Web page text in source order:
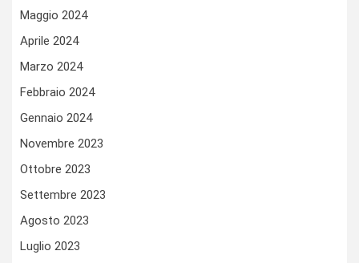
Maggio 2024
Aprile 2024
Marzo 2024
Febbraio 2024
Gennaio 2024
Novembre 2023
Ottobre 2023
Settembre 2023
Agosto 2023
Luglio 2023